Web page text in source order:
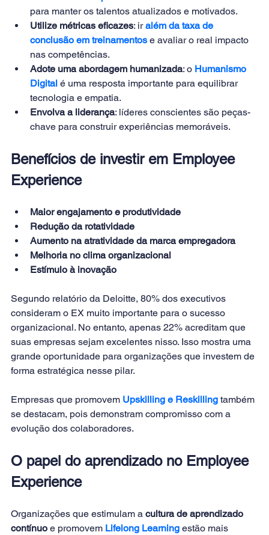
para manter os talentos atualizados e motivados.
Utilize métricas eficazes: ir além da taxa de
conclusão em treinamentos e avaliar o real impacto
nas competências.
Adote uma abordagem humanizada: o Humanismo
Digital é uma resposta importante para equilibrar
tecnologia e empatia.
Envolva a liderança: líderes conscientes são peças-
chave para construir experiências memoráveis.
Benefícios de investir em Employee
Experience
Maior engajamento e produtividade
Redução da rotatividade
Aumento na atratividade da marca empregadora
Melhoria no clima organizacional
Estímulo à inovação
Segundo relatório da Deloitte, 80% dos executivos
consideram o EX muito importante para o sucesso
organizacional. No entanto, apenas 22% acreditam que
suas empresas sejam excelentes nisso. Isso mostra uma
grande oportunidade para organizações que investem de
forma estratégica nesse pilar.
Empresas que promovem Upskilling e Reskilling também
se destacam, pois demonstram compromisso com a
evolução dos colaboradores.
O papel do aprendizado no Employee
Experience
Organizações que estimulam a cultura de aprendizado
contínuo e promovem Lifelong Learning estão mais